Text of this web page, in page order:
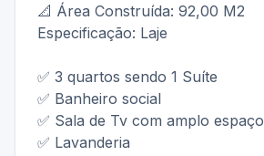
📐 Área Construída: 92,00 M2
Especificação: Laje
✅ 3 quartos sendo 1 Suíte
✅ Banheiro social
✅ Sala de Tv com amplo espaço
✅ Lavanderia